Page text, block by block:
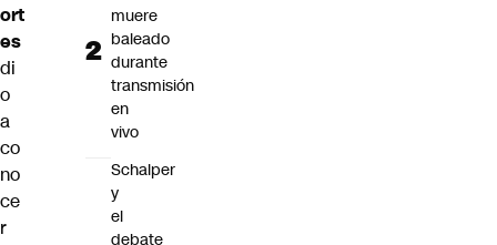
ort
es
di
o
a
co
no
ce
r
muere
baleado
durante
transmisión
en
vivo
Schalper
y
el
debate